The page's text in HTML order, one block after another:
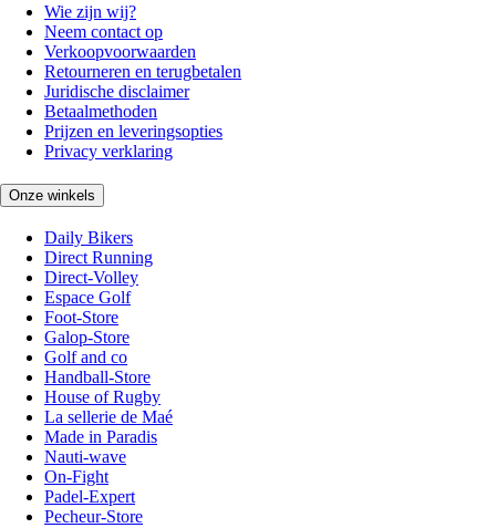
Wie zijn wij?
Neem contact op
Verkoopvoorwaarden
Retourneren en terugbetalen
Juridische disclaimer
Betaalmethoden
Prijzen en leveringsopties
Privacy verklaring
Onze winkels
Daily Bikers
Direct Running
Direct-Volley
Espace Golf
Foot-Store
Galop-Store
Golf and co
Handball-Store
House of Rugby
La sellerie de Maé
Made in Paradis
Nauti-wave
On-Fight
Padel-Expert
Pecheur-Store